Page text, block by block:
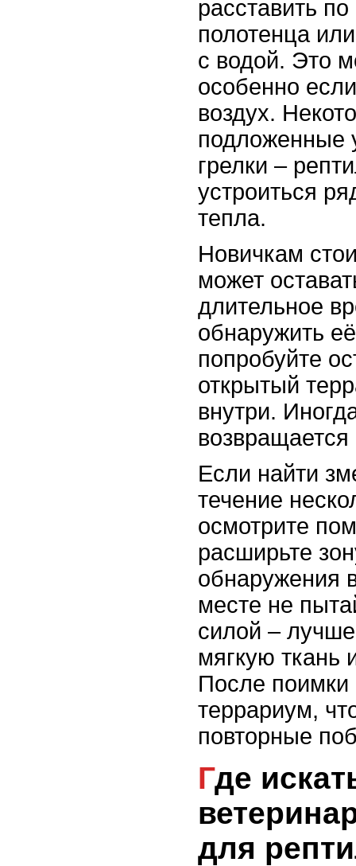
расставить
полотенца
с водой. Это
особенно
воздух.
подложенные
грелки –
устроиться
тепла.
Новичкам
может
длительное
обнаружить
попробуйте
открытый
внутри.
Если найти
течение
осмотрите
расширьте
обнаружения
месте не
силой –
мягкую ткань
После поимки
террариум,
повторные
Где искать
для